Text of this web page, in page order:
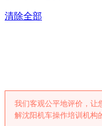
清除全部
我们客观公平地评价，让
解沈阳机车操作培训机构